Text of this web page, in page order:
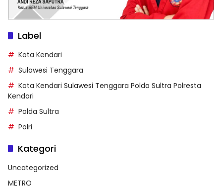
Label
Kota Kendari
Sulawesi Tenggara
Kota Kendari Sulawesi Tenggara Polda Sultra Polresta
Kendari
Polda Sultra
Polri
Kategori
Uncategorized
METRO